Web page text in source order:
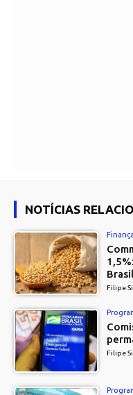
NOTÍCIAS
Filipe
Filipe